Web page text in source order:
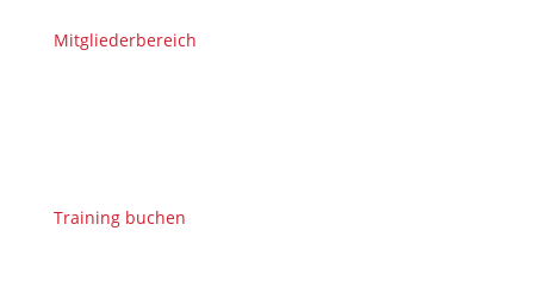
Mitgliederbereich
Training buchen